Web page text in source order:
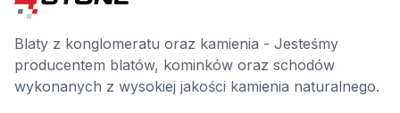
Blaty z konglomeratu oraz kamienia - Jesteśmy
producentem blatów, kominków oraz schodów
wykonanych z wysokiej jakości kamienia naturalnego.